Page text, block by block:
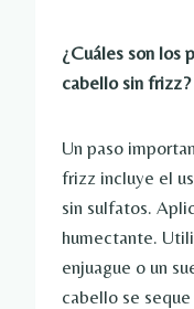
¿Cuáles son los
cabello sin frizz?
Un paso
frizz incluye el
sin sulfatos.
humectante.
enjuague o un
cabello se